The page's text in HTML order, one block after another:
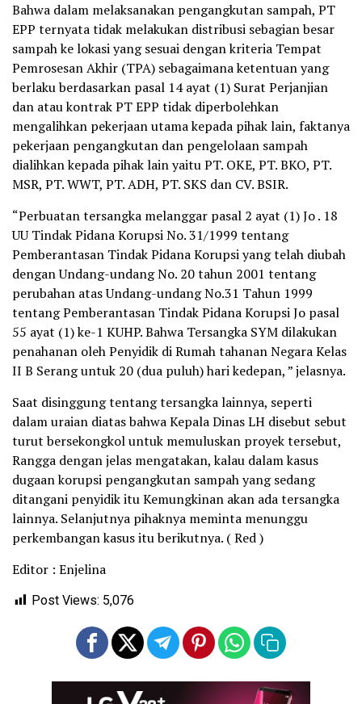
Bahwa dalam melaksanakan pengangkutan sampah, PT
EPP ternyata tidak melakukan distribusi sebagian besar
sampah ke lokasi yang sesuai dengan kriteria Tempat
Pemrosesan Akhir (TPA) sebagaimana ketentuan yang
berlaku berdasarkan pasal 14 ayat (1) Surat Perjanjian
dan atau kontrak PT EPP tidak diperbolehkan
mengalihkan pekerjaan utama kepada pihak lain, faktanya
pekerjaan pengangkutan dan pengelolaan sampah
dialihkan kepada pihak lain yaitu PT. OKE, PT. BKO, PT.
MSR, PT. WWT, PT. ADH, PT. SKS dan CV. BSIR.
“Perbuatan tersangka melanggar pasal 2 ayat (1) Jo . 18
UU Tindak Pidana Korupsi No. 31/1999 tentang
Pemberantasan Tindak Pidana Korupsi yang telah diubah
dengan Undang-undang No. 20 tahun 2001 tentang
perubahan atas Undang-undang No.31 Tahun 1999
tentang Pemberantasan Tindak Pidana Korupsi Jo pasal
55 ayat (1) ke-1 KUHP. Bahwa Tersangka SYM dilakukan
penahanan oleh Penyidik di Rumah tahanan Negara Kelas
II B Serang untuk 20 (dua puluh) hari kedepan, ” jelasnya.
Saat disinggung tentang tersangka lainnya, seperti
dalam uraian diatas bahwa Kepala Dinas LH disebut sebut
turut bersekongkol untuk memuluskan proyek tersebut,
Rangga dengan jelas mengatakan, kalau dalam kasus
dugaan korupsi pengangkutan sampah yang sedang
ditangani penyidik itu Kemungkinan akan ada tersangka
lainnya. Selanjutnya pihaknya meminta menunggu
perkembangan kasus itu berikutnya. ( Red )
Editor : Enjelina
Post Views: 5,076